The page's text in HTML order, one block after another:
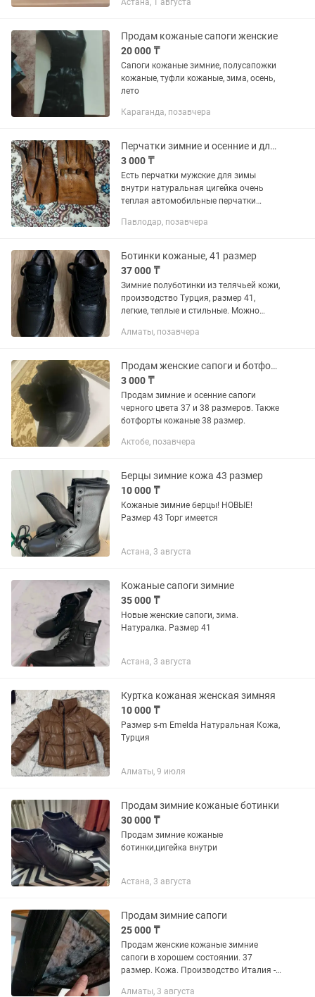
Астана, 1 августа
Продам кожаные сапоги женские
20 000 ₸
Сапоги кожаные зимние, полусапожки
кожаные, туфли кожаные, зима, осень,
лето
Караганда, позавчера
Перчатки зимние и осенние и для автомобиля кожаные
3 000 ₸
Есть перчатки мужские для зимы
внутри натуральная цигейка очень
теплая автомобильные перчатки
шерстяные.
Павлодар, позавчера
Ботинки кожаные, 41 размер
37 000 ₸
Зимние полуботинки из телячьей кожи,
производство Турция, размер 41,
легкие, теплые и стильные. Можно
Алматы, позавчера
Продам женские сапоги и ботфорты
3 000 ₸
Продам зимние и осенние сапоги
черного цвета 37 и 38 размеров. Также
ботфорты кожаные 38 размер.
Актобе, позавчера
Берцы зимние кожа 43 размер
10 000 ₸
Кожаные зимние берцы! НОВЫЕ!
Размер 43 Торг имеется
Астана, 3 августа
Кожаные сапоги зимние
35 000 ₸
Новые женские сапоги, зима.
Натуралка. Размер 41
Астана, 3 августа
Куртка кожаная женская зимняя
10 000 ₸
Размер s-m Emelda Натуральная Кожа,
Турция
Алматы, 9 июля
Продам зимние кожаные ботинки
30 000 ₸
Продам зимние кожаные
ботинки,цигейка внутри
Астана, 3 августа
Продам зимние сапоги
25 000 ₸
Продам женские кожаные зимние
сапоги в хорошем состоянии. 37
размер. Кожа. Производство Италия -
Алматы, 3 августа